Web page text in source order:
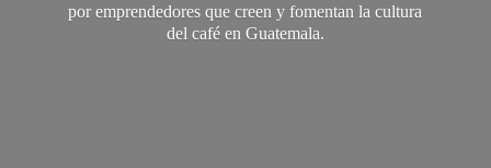
por emprendedores que creen y fomentan la cultura
del café en Guatemala.